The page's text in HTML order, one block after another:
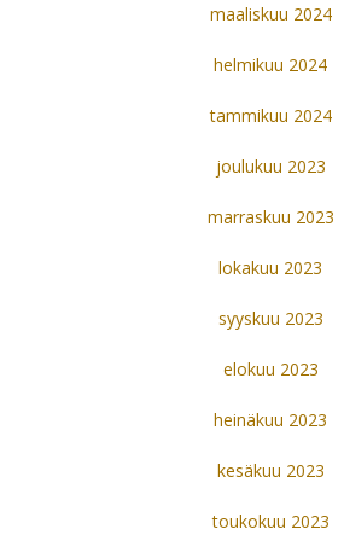
maaliskuu 2024
helmikuu 2024
tammikuu 2024
joulukuu 2023
marraskuu 2023
lokakuu 2023
syyskuu 2023
elokuu 2023
heinäkuu 2023
kesäkuu 2023
toukokuu 2023